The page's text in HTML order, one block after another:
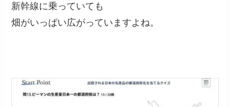
新幹線に乗っていても
畑がいっぱい広がっていますよね。